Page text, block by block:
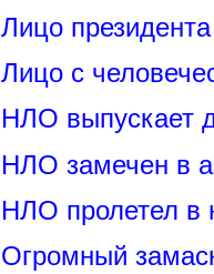
Лицо
Лицо с
НЛО выпускает
НЛО замечен в
НЛО пролетел в
Огромный